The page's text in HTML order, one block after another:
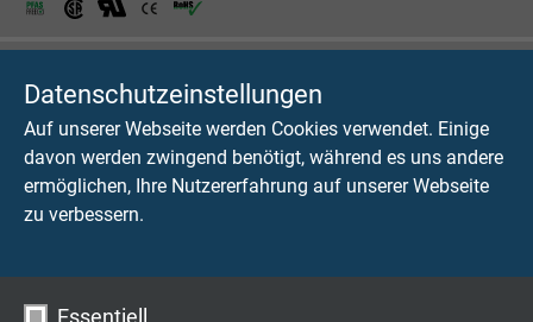
Datenschutzeinstellungen
Auf unserer Webseite werden Cookies verwendet. Einige
davon werden zwingend benötigt, während es uns andere
ermöglichen, Ihre Nutzererfahrung auf unserer Webseite
zu verbessern.
Essentiell
CC 600 T
PVC-Steuerleitung mit nummerierten Adern und
erweitertem Temperaturbereich